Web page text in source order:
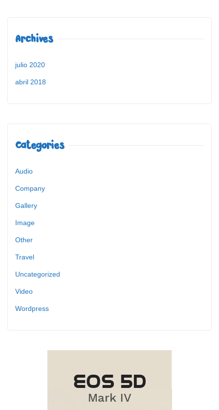
Archives
julio 2020
abril 2018
Categories
Audio
Company
Gallery
Image
Other
Travel
Uncategorized
Video
Wordpress